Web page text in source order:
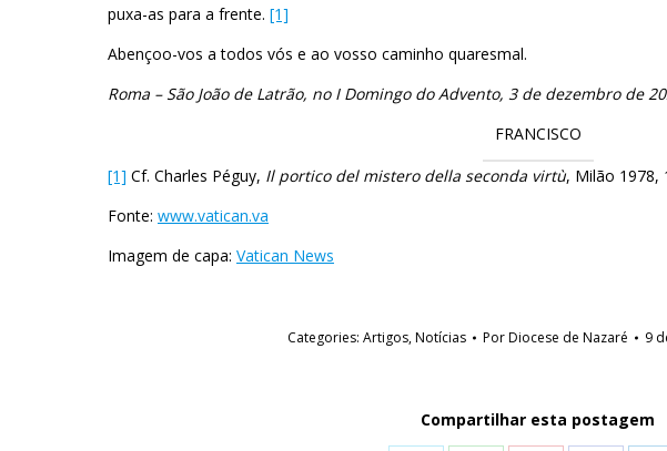
puxa-as para a frente. [1]
Abençoo-vos a todos vós e ao vosso caminho quaresmal.
Roma – São João de Latrão, no I Domingo do Advento, 3 de dezembro de
FRANCISCO
[1] Cf. Charles Péguy, Il portico del mistero della seconda virtù, Milão 1978,
Fonte: www.vatican.va
Imagem de capa: Vatican News
Categories: Artigos,Notícias PorDiocese de Nazaré 9
Compartilhar esta postagem